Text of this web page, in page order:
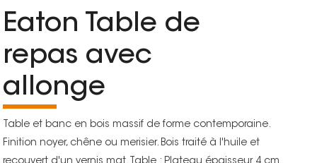
Eaton Table de
repas avec
allonge
Table et banc en bois massif de forme contemporaine.
Finition noyer, chêne ou merisier. Bois traité à l'huile et